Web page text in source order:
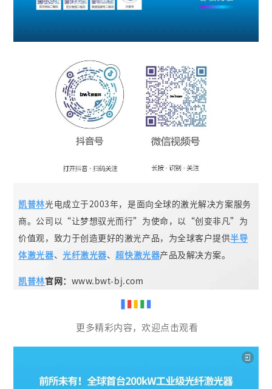
凯普林光电成立于2003年，是面向全球的激光解决方案服务
商。公司以“让梦想驭光而行”为使命，以“创变非凡”为
价值观，致力于创造更好的激光产品，为全球客户提供半导
体激光器、 光纤激光器、超快激光器产品及解决方案。
凯普林官网： www.bwt-bj.com
更多精彩内容，欢迎点击观看